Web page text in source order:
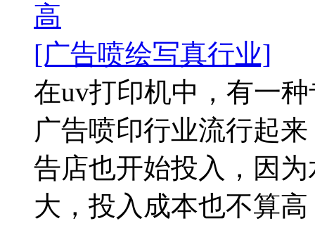
高
[广告喷绘写真行业]
在uv打印机中，有一
广告喷印行业流行起
告店也开始投入，因
大，投入成本也不算